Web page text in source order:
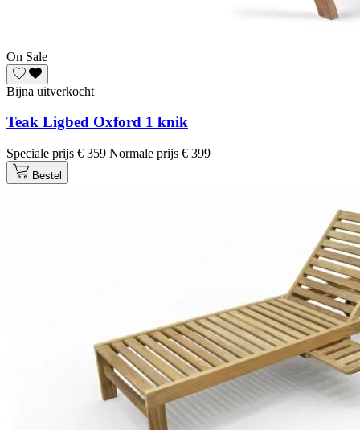
On Sale
Bijna uitverkocht
Teak Ligbed Oxford 1 knik
Speciale prijs € 359 Normale prijs € 399
Bestel